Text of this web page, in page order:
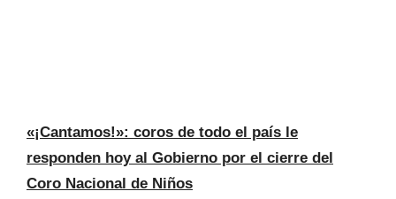
«¡Cantamos!»: coros de todo el país le
responden hoy al Gobierno por el cierre del
Coro Nacional de Niños